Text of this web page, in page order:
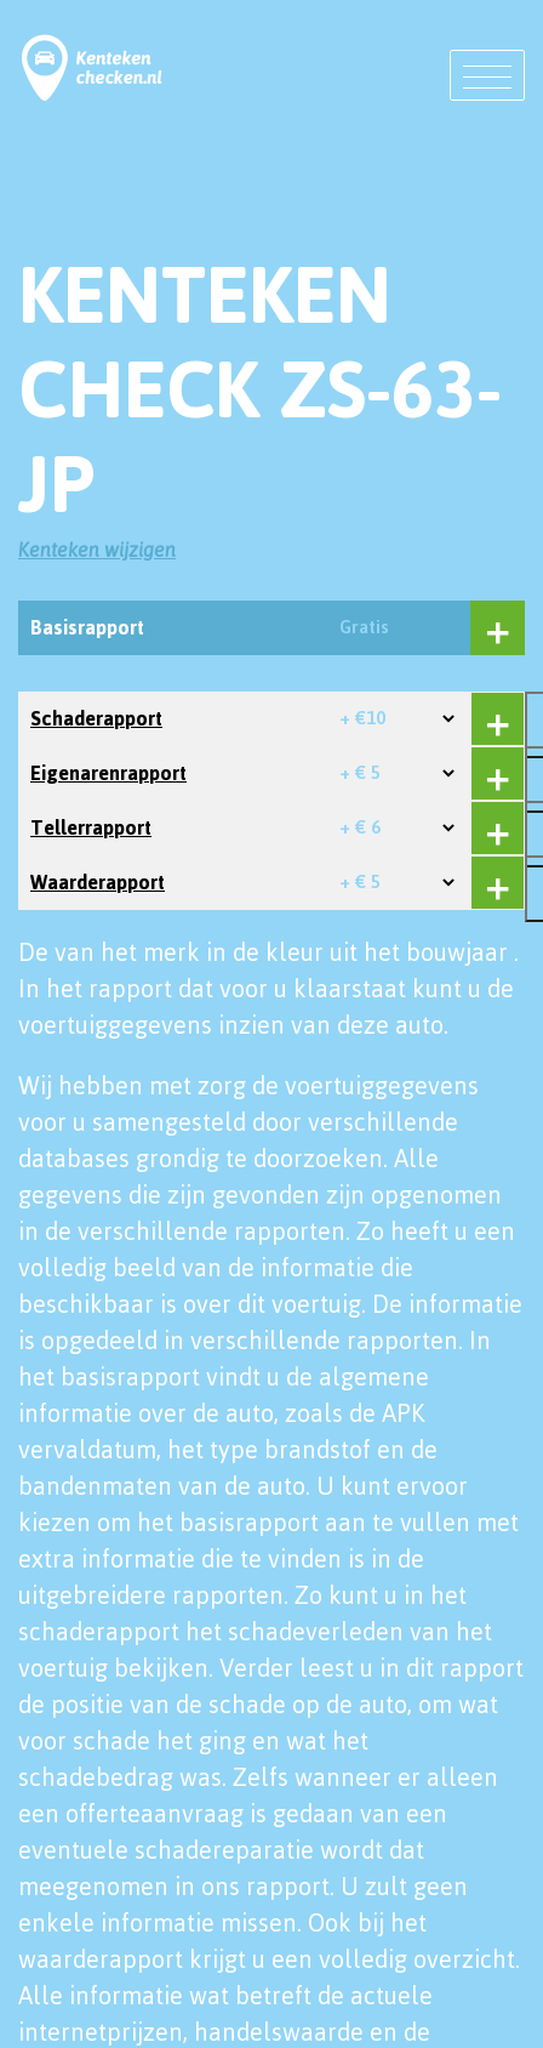
KENTEKEN
CHECK ZS-63-
JP
Kenteken wijzigen
Basisrapport Gratis
Schaderapport + €10
Eigenarenrapport + € 5
Tellerrapport + € 6
Waarderapport + € 5
De van het merk in de kleur uit het bouwjaar .
In het rapport dat voor u klaarstaat kunt u de
voertuiggegevens inzien van deze auto.
Wij hebben met zorg de voertuiggegevens
voor u samengesteld door verschillende
databases grondig te doorzoeken. Alle
gegevens die zijn gevonden zijn opgenomen
in de verschillende rapporten. Zo heeft u een
volledig beeld van de informatie die
beschikbaar is over dit voertuig. De informatie
is opgedeeld in verschillende rapporten. In
het basisrapport vindt u de algemene
informatie over de auto, zoals de APK
vervaldatum, het type brandstof en de
bandenmaten van de auto. U kunt ervoor
kiezen om het basisrapport aan te vullen met
extra informatie die te vinden is in de
uitgebreidere rapporten. Zo kunt u in het
schaderapport het schadeverleden van het
voertuig bekijken. Verder leest u in dit rapport
de positie van de schade op de auto, om wat
voor schade het ging en wat het
schadebedrag was. Zelfs wanneer er alleen
een offerteaanvraag is gedaan van een
eventuele schadereparatie wordt dat
meegenomen in ons rapport. U zult geen
enkele informatie missen. Ook bij het
waarderapport krijgt u een volledig overzicht.
Alle informatie wat betreft de actuele
internetprijzen, handelswaarde en de